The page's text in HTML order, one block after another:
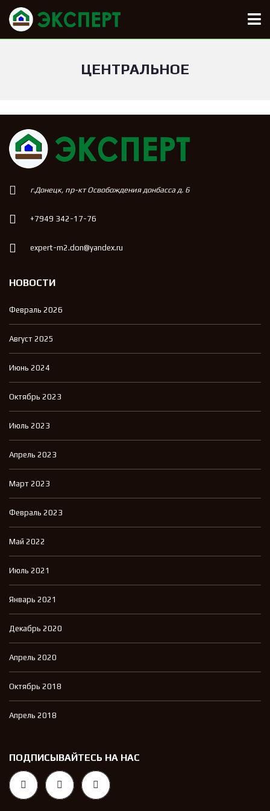
ЦЕНТРАЛЬНОЕ
г.Донецк, пр-кт Освобождения донбасса д. 6
+7949 342-17-76
expert-m2.don@yandex.ru
НОВОСТИ
Февраль 2026
Август 2025
Июнь 2024
Октябрь 2023
Июль 2023
Апрель 2023
Март 2023
Февраль 2023
Май 2022
Июль 2021
Январь 2021
Декабрь 2020
Апрель 2020
Октябрь 2018
Апрель 2018
ПОДПИСЫВАЙТЕСЬ НА НАС